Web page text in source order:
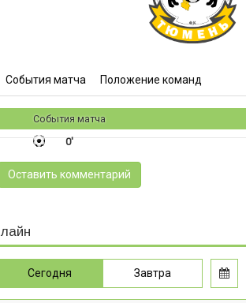
События матча Положение команд
События матча
0'
Оставить комментарий
Сегодня Завтра